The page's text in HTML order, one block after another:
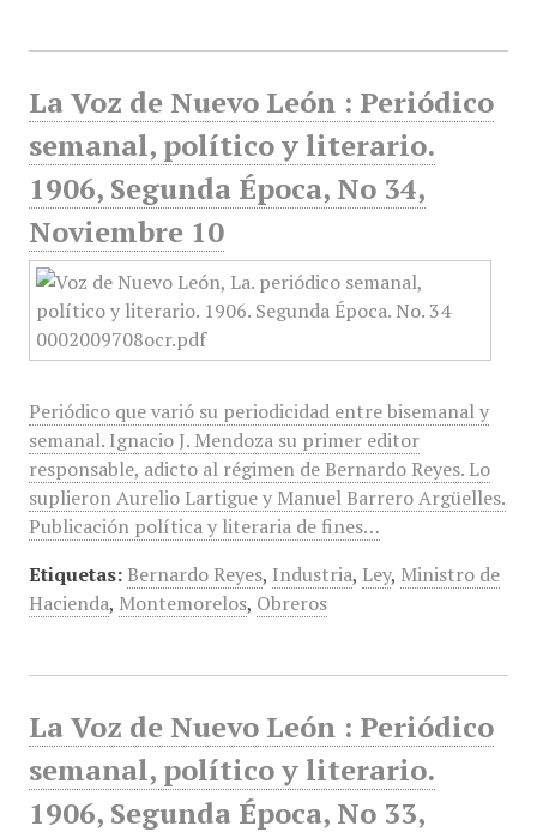
La Voz de Nuevo León : Periódico
semanal, político y literario.
1906, Segunda Época, No 34,
Noviembre 10
Periódico que varió su periodicidad entre bisemanal y
semanal. Ignacio J. Mendoza su primer editor
responsable, adicto al régimen de Bernardo Reyes. Lo
suplieron Aurelio Lartigue y Manuel Barrero Argüelles.
Publicación política y literaria de fines…
Etiquetas: Bernardo Reyes, Industria, Ley, Ministro de
Hacienda, Montemorelos, Obreros
La Voz de Nuevo León : Periódico
semanal, político y literario.
1906, Segunda Época, No 33,